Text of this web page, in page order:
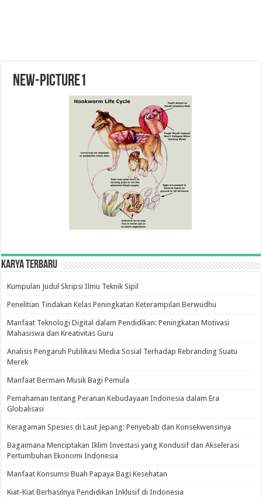
New-Picture1
Karya Terbaru
Kumpulan Judul Skripsi Ilmu Teknik Sipil
Penelitian Tindakan Kelas Peningkatan Keterampilan Berwudhu
Manfaat Teknologi Digital dalam Pendidikan: Peningkatan Motivasi
Mahasiswa dan Kreativitas Guru
Analisis Pengaruh Publikasi Media Sosial Terhadap Rebranding Suatu
Merek
Manfaat Bermain Musik Bagi Pemula
Pemahaman tentang Peranan Kebudayaan Indonesia dalam Era
Globalisasi
Keragaman Spesies di Laut Jepang: Penyebab dan Konsekwensinya
Bagaimana Menciptakan Iklim Investasi yang Kondusif dan Akselerasi
Pertumbuhan Ekonomi Indonesia
Manfaat Konsumsi Buah Papaya Bagi Kesehatan
Kiat-Kiat Berhasilnya Pendidikan Inklusif di Indonesia